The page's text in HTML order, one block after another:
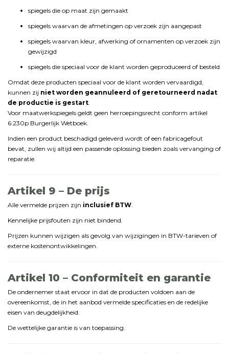
spiegels die op maat zijn gemaakt
spiegels waarvan de afmetingen op verzoek zijn aangepast
spiegels waarvan kleur, afwerking of ornamenten op verzoek zijn
gewijzigd
spiegels die speciaal voor de klant worden geproduceerd of besteld
Omdat deze producten speciaal voor de klant worden vervaardigd,
kunnen zij niet worden geannuleerd of geretourneerd nadat
de productie is gestart.
Voor maatwerkspiegels geldt geen herroepingsrecht conform artikel
6:230p Burgerlijk Wetboek.
Indien een product beschadigd geleverd wordt of een fabricagefout
bevat, zullen wij altijd een passende oplossing bieden zoals vervanging of
reparatie.
Artikel 9 – De prijs
Alle vermelde prijzen zijn inclusief BTW.
Kennelijke prijsfouten zijn niet bindend.
Prijzen kunnen wijzigen als gevolg van wijzigingen in BTW-tarieven of
externe kostenontwikkelingen.
Artikel 10 – Conformiteit en garantie
De ondernemer staat ervoor in dat de producten voldoen aan de
overeenkomst, de in het aanbod vermelde specificaties en de redelijke
eisen van deugdelijkheid.
De wettelijke garantie is van toepassing.